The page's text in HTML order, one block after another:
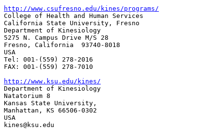
http://www.csufresno.edu/kines/programs/
College of Health and Human Services
California State University, Fresno
Department of Kinesiology
5275 N. Campus Drive M/S 28
Fresno, California  93740-8018
USA
Tel: 001-(559) 278-2016
FAX: 001-(559) 278-7010
http://www.ksu.edu/kines/
Department of Kinesiology
Natatorium 8
Kansas State University,
Manhattan, KS 66506-0302
USA
kines@ksu.edu